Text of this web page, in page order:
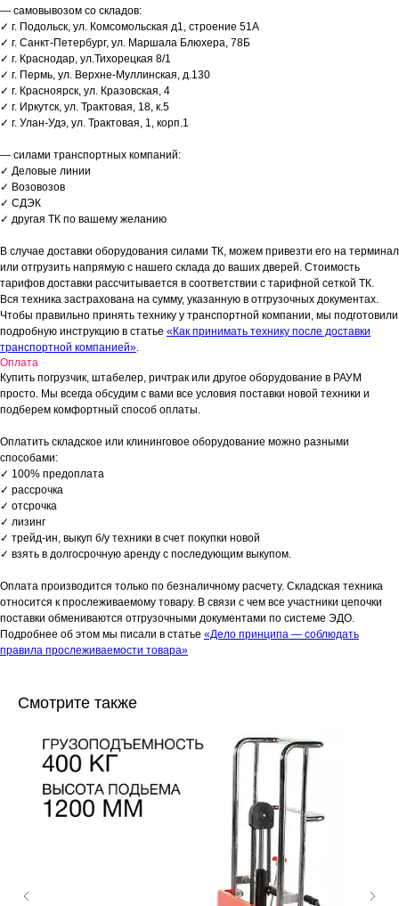
— самовывозом со складов:
✓ г. Подольск, ул. Комсомольская д1, строение 51А
✓ г. Санкт-Петербург, ул. Маршала Блюхера, 78Б
✓ г. Краснодар, ул.Тихорецкая 8/1
✓ г. Пермь, ул. Верхне-Муллинская, д.130
✓ г. Красноярск, ул. Кразовская, 4
✓ г. Иркутск, ул. Трактовая, 18, к.5
✓ г. Улан-Удэ, ул. Трактовая, 1, корп.1
— силами транспортных компаний:
✓ Деловые линии
✓ Возовозов
✓ СДЭК
✓ другая ТК по вашему желанию
В случае доставки оборудования силами ТК, можем привезти его на терминал
или отгрузить напрямую с нашего склада до ваших дверей. Стоимость
тарифов доставки рассчитывается в соответствии с тарифной сеткой ТК.
Вся техника застрахована на сумму, указанную в отгрузочных документах.
Чтобы правильно принять технику у транспортной компании, мы подготовили
подробную инструкцию в статье «Как принимать технику после доставки
транспортной компанией».
Оплата
Купить погрузчик, штабелер, ричтрак или другое оборудование в РАУМ
просто. Мы всегда обсудим с вами все условия поставки новой техники и
подберем комфортный способ оплаты.
Оплатить складское или клининговое оборудование можно разными
способами:
✓ 100% предоплата
✓ рассрочка
✓ отсрочка
✓ лизинг
✓ трейд-ин, выкуп б/у техники в счет покупки новой
✓ взять в долгосрочную аренду с последующим выкупом.
Оплата производится только по безналичному расчету. Складская техника
относится к прослеживаемому товару. В связи с чем все участники цепочки
поставки обмениваются отгрузочными документами по системе ЭДО.
Подробнее об этом мы писали в статье «Дело принципа — соблюдать
правила прослеживаемости товара»
Смотрите также